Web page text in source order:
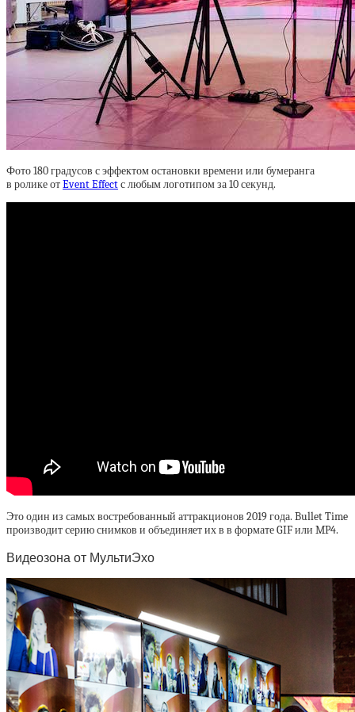
Фото 180 градусов с эффектом остановки времени или бумеранга
в ролике отEvent Effectс любым логотипом за 10 секунд.
Это один из самых востребованный аттракционов 2019 года. Bullet Time
производит серию снимков и объединяет их в в формате GIF или MP4.
Видеозона от МультиЭхо